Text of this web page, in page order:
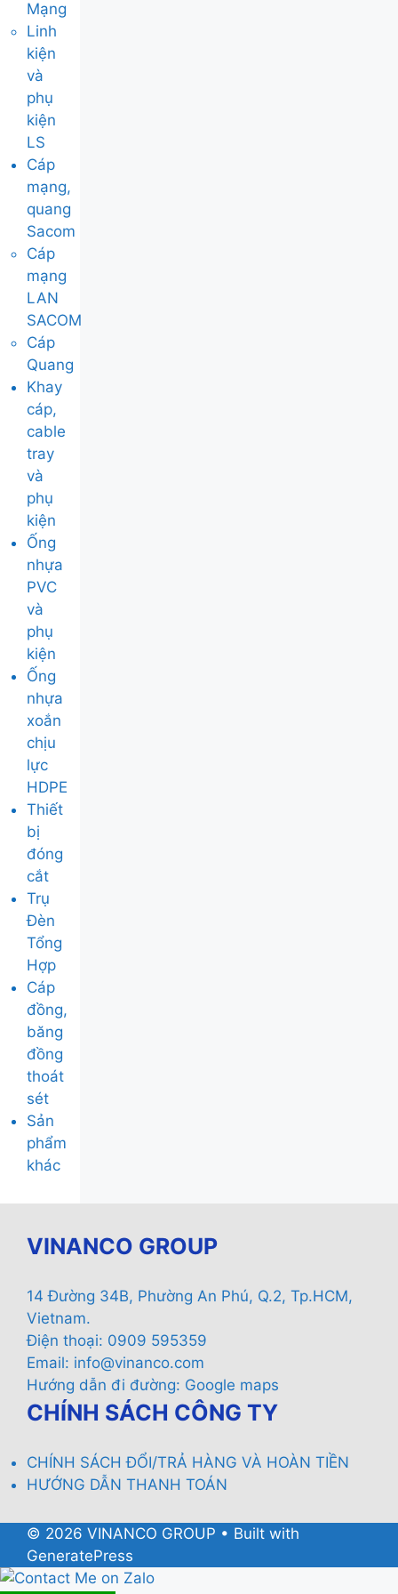
Mạng
Linh
kiện
và
phụ
kiện
LS
Cáp
mạng,
quang
Sacom
Cáp
mạng
LAN
SACOM
Cáp
Quang
Khay
cáp,
cable
tray
và
phụ
kiện
Ống
nhựa
PVC
và
phụ
kiện
Ống
nhựa
xoắn
chịu
lực
HDPE
Thiết
bị
đóng
cắt
Trụ
Đèn
Tổng
Hợp
Cáp
đồng,
băng
đồng
thoát
sét
Sản
phẩm
khác
VINANCO GROUP
14 Đường 34B, Phường An Phú, Q.2, Tp.HCM,
Vietnam.
Điện thoại: 0909 595359
Email: info@vinanco.com
Hướng dẫn đi đường: Google maps
CHÍNH SÁCH CÔNG TY
CHÍNH SÁCH ĐỔI/TRẢ HÀNG VÀ HOÀN TIỀN
HƯỚNG DẪN THANH TOÁN
© 2026 VINANCO GROUP • Built with
GeneratePress